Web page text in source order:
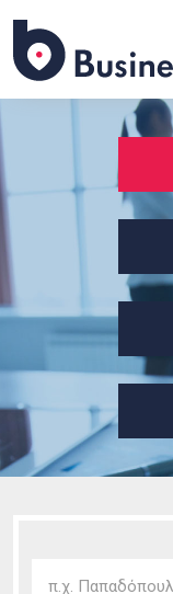
Business